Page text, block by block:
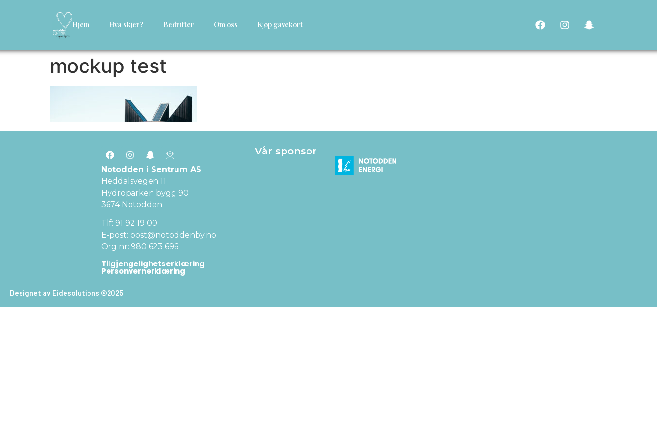
Hjem Hva skjer? Bedrifter Om oss Kjøp gavekort
mockup test
Notodden i Sentrum AS
Heddalsvegen 11
Hydroparken bygg 90
3674 Notodden
Tlf: 91 92 19 00
E-post: post@notoddenby.no
Org nr: 980 623 696
Tilgjengelighetserklæring
Personvernerklæring
Vår sponsor
Designet av Eidesolutions ©2025